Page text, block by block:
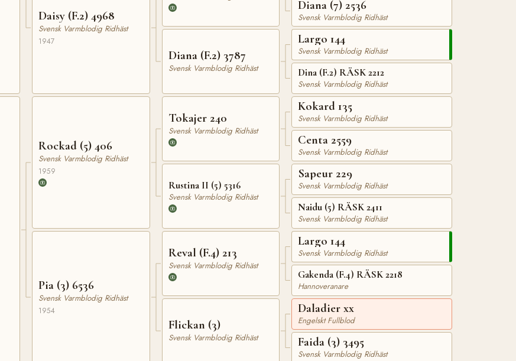
Daisy (F.2) 4968
Svensk Varmblodig Ridhäst
1947
Rockad (5) 406
Svensk Varmblodig Ridhäst
1959
Pia (3) 6536
Svensk Varmblodig Ridhäst
1954
Diana (F.2) 3787
Svensk Varmblodig Ridhäst
Tokajer 240
Svensk Varmblodig Ridhäst
Rustina II (5) 5316
Svensk Varmblodig Ridhäst
Reval (F.4) 213
Svensk Varmblodig Ridhäst
Flickan (3)
Svensk Varmblodig Ridhäst
Diana (7) 2536
Svensk Varmblodig Ridhäst
Largo 144
Svensk Varmblodig Ridhäst
Dina (F.2) RÄSK 2212
Svensk Varmblodig Ridhäst
Kokard 135
Svensk Varmblodig Ridhäst
Centa 2559
Svensk Varmblodig Ridhäst
Sapeur 229
Svensk Varmblodig Ridhäst
Naidu (5) RÄSK 2411
Svensk Varmblodig Ridhäst
Largo 144
Svensk Varmblodig Ridhäst
Gakenda (F.4) RÄSK 2218
Hannoveranare
Daladier xx
Engelskt Fullblod
Faida (3) 3495
Svensk Varmblodig Ridhäst